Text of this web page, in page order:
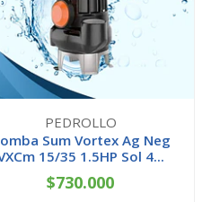
PEDROLLO
Sum Vortex Ag Neg
15/35 1.5HP Sol 4...
+
$730.000